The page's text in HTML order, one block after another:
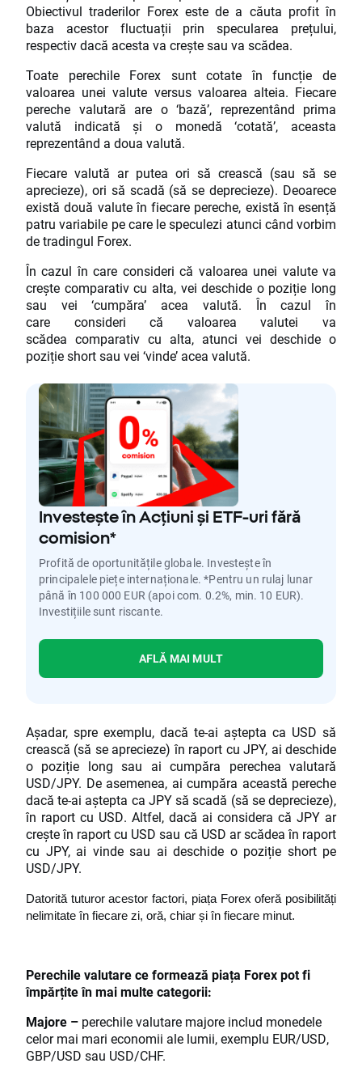
Obiectivul traderilor Forex este de a căuta profit în
baza acestor fluctuații prin specularea prețului,
respectiv dacă acesta va crește sau va scădea.
Toate perechile Forex sunt cotate în funcție de
valoarea unei valute versus valoarea alteia. Fiecare
pereche valutară are o ‘bază’, reprezentând prima
valută indicată și o monedă ‘cotată’, aceasta
reprezentând a doua valută.
Fiecare valută ar putea ori să crească (sau să se
aprecieze), ori să scadă (să se deprecieze). Deoarece
există două valute în fiecare pereche, există în esență
patru variabile pe care le speculezi atunci când vorbim
de tradingul Forex.
În cazul în care consideri că valoarea unei valute va
crește comparativ cu alta, vei deschide o poziție long
sau vei ‘cumpăra’ acea valută. În cazul în
care consideri că valoarea valutei va
scădea comparativ cu alta, atunci vei deschide o
poziție short sau vei ‘vinde’ acea valută.
Investește în Acțiuni și ETF-uri fără
comision*
Profită de oportunitățile globale. Investește în
principalele piețe internaționale. *Pentru un rulaj lunar
până în 100 000 EUR (apoi com. 0.2%, min. 10 EUR).
Investițiile sunt riscante.
AFLĂ MAI MULT
Așadar, spre exemplu, dacă te-ai aștepta ca USD să
crească (să se aprecieze) în raport cu JPY, ai deschide
o poziție long sau ai cumpăra perechea valutară
USD/JPY. De asemenea, ai cumpăra această pereche
dacă te-ai aștepta ca JPY să scadă (să se deprecieze),
în raport cu USD. Altfel, dacă ai considera că JPY ar
crește în raport cu USD sau că USD ar scădea în raport
cu JPY, ai vinde sau ai deschide o poziție short pe
USD/JPY.
Datorită tuturor acestor factori, piața Forex oferă posibilități
nelimitate în fiecare zi, oră, chiar și în fiecare minut.
Perechile valutare ce formează piața Forex pot fi
împărțite în mai multe categorii:
Majore – perechile valutare majore includ monedele
celor mai mari economii ale lumii, exemplu EUR/USD,
GBP/USD sau USD/CHF.